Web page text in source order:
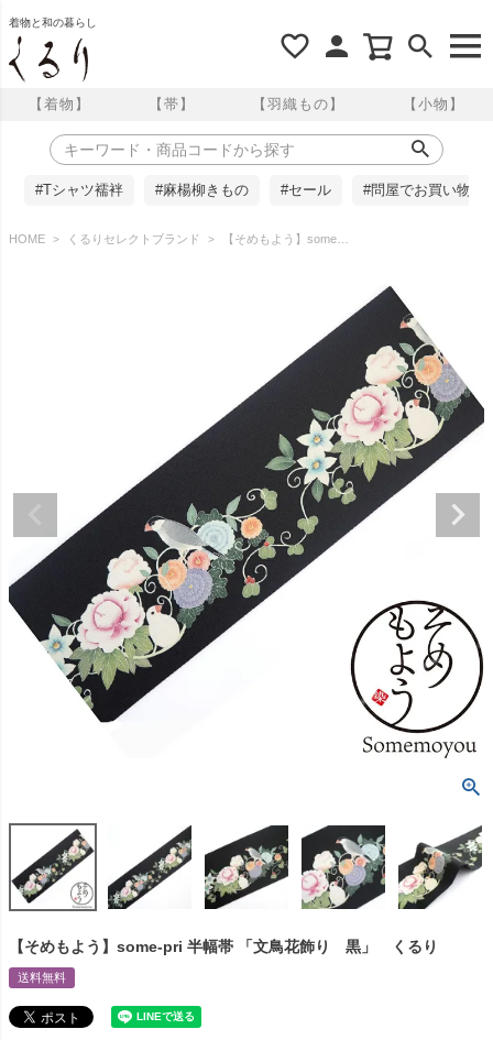
着物と和の暮らし
【着物】 【帯】 【羽織もの】 【小物】
#Tシャツ襦袢 #麻楊柳きもの #セール #問屋でお買い物
HOME くるりセレクトブランド 【そめもよう】some-pri 半幅帯 「文鳥花飾り 黒」 くるり
【そめもよう】some-pri 半幅帯 「文鳥花飾り 黒」 くるり
送料無料